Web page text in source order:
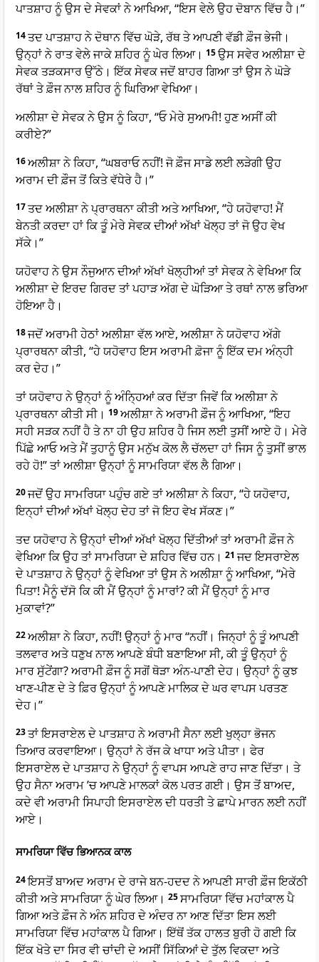
ਪਾਤਸ਼ਾਹ ਨੂੰ ਉਸ ਦੇ ਸੇਵਕਾਂ ਨੇ ਆਖਿਆ, “ਇਸ ਵੇਲੇ ਉਹ ਦੋਬਾਨ ਵਿੱਚ ਹੈ।”
14ਤਦ ਪਾਤਸ਼ਾਹ ਨੇ ਦੋਥਾਨ ਵਿੱਚ ਘੋੜੇ, ਰੱਥ ਤੇ ਆਪਣੀ ਵੱਡੀ ਫ਼ੌਜ ਭੇਜੀ।
ਉਨ੍ਹਾਂ ਨੇ ਰਾਤ ਵੇਲੇ ਜਾਕੇ ਸ਼ਹਿਰ ਨੂੰ ਘੇਰ ਲਿਆ। 15ਉਸ ਸਵੇਰ ਅਲੀਸ਼ਾ ਦੇ
ਸੇਵਕ ਤੜਕਸਾਰ ਉੱਠੇ। ਇੱਕ ਸੇਵਕ ਜਦੋਂ ਬਾਹਰ ਗਿਆ ਤਾਂ ਉਸ ਨੇ ਘੋੜੇ
ਰੱਥਾਂ ਤੇ ਫ਼ੌਜ ਨਾਲ ਸ਼ਹਿਰ ਨੂੰ ਘਿਰਿਆ ਵੇਖਿਆ।
ਅਲੀਸ਼ਾ ਦੇ ਸੇਵਕ ਨੇ ਉਸ ਨੂੰ ਕਿਹਾ, “ਓ ਮੇਰੇ ਸੁਆਮੀ! ਹੁਣ ਅਸੀਂ ਕੀ
ਕਰੀਏ?”
16ਅਲੀਸ਼ਾ ਨੇ ਕਿਹਾ, “ਘਬਰਾਓ ਨਹੀਂ! ਜੋ ਫ਼ੌਜ ਸਾਡੇ ਲਈ ਲੜੇਗੀ ਉਹ
ਅਰਾਮ ਦੀ ਫ਼ੌਜ ਤੋਂ ਕਿਤੇ ਵੱਧੇਰੇ ਹੈ।”
17ਤਦ ਅਲੀਸ਼ਾ ਨੇ ਪ੍ਰਾਰਥਨਾ ਕੀਤੀ ਅਤੇ ਆਖਿਆ, “ਹੇ ਯਹੋਵਾਹ! ਮੈਂ
ਬੇਨਤੀ ਕਰਦਾ ਹਾਂ ਕਿ ਤੂੰ ਮੇਰੇ ਸੇਵਕ ਦੀਆਂ ਅੱਖਾਂ ਖੋਲ੍ਹ ਤਾਂ ਜੋ ਉਹ ਵੇਖ
ਸੱਕੇ।”
ਯਹੋਵਾਹ ਨੇ ਉਸ ਨੌਜੁਆਨ ਦੀਆਂ ਅੱਖਾਂ ਖੋਲ੍ਹੀਆਂ ਤਾਂ ਸੇਵਕ ਨੇ ਵੇਖਿਆ ਕਿ
ਅਲੀਸ਼ਾ ਦੇ ਇਰਦ ਗਿਰਦ ਤਾਂ ਪਹਾੜ ਅੱਗ ਦੇ ਘੋੜਿਆ ਤੇ ਰਥਾਂ ਨਾਲ ਭਰਿਆ
ਹੋਇਆ ਹੈ।
18ਜਦੋਂ ਅਰਾਮੀ ਹੇਠਾਂ ਅਲੀਸ਼ਾ ਵੱਲ ਆਏ, ਅਲੀਸ਼ਾ ਨੇ ਯਹੋਵਾਹ ਅੱਗੇ
ਪ੍ਰਾਰਥਨਾ ਕੀਤੀ, “ਹੇ ਯਹੋਵਾਹ ਇਸ ਅਰਾਮੀ ਫ਼ੋਜਾ ਨੂੰ ਇੱਕ ਦਮ ਅੰਨ੍ਹੀ
ਕਰ ਦੇਹ।”
ਤਾਂ ਯਹੋਵਾਹ ਨੇ ਉਨ੍ਹਾਂ ਨੂੰ ਅੰਨ੍ਹਿਆਂ ਕਰ ਦਿੱਤਾ ਜਿਵੇਂ ਕਿ ਅਲੀਸ਼ਾ ਨੇ
ਪ੍ਰਾਰਥਨਾ ਕੀਤੀ ਸੀ। 19ਅਲੀਸ਼ਾ ਨੇ ਅਰਾਮੀ ਫ਼ੌਜ ਨੂੰ ਆਖਿਆ, “ਇਹ
ਸਹੀ ਸੜਕ ਨਹੀਂ ਹੈ ਤੇ ਨਾ ਹੀ ਉਹ ਸ਼ਹਿਰ ਹੈ ਜਿਸ ਲਈ ਤੁਸੀਂ ਆਏ ਹੋ। ਮੇਰੇ
ਪਿੱਛੇ ਆਓ ਅਤੇ ਮੈਂ ਤੁਹਾਨੂੰ ਉਸ ਮਨੁੱਖ ਕੋਲ ਲੈ ਚੱਲਦਾ ਹਾਂ ਜਿਸ ਨੂੰ ਤੁਸੀਂ ਭਾਲ
ਰਹੇ ਹੋ!” ਤਾਂ ਅਲੀਸ਼ਾ ਉਨ੍ਹਾਂ ਨੂੰ ਸਾਮਰਿਯਾ ਵੱਲ ਲੈ ਗਿਆ।
20ਜਦੋਂ ਉਹ ਸਾਮਰਿਯਾ ਪਹੁੰਚ ਗਏ ਤਾਂ ਅਲੀਸ਼ਾ ਨੇ ਕਿਹਾ, “ਹੇ ਯਹੋਵਾਹ,
ਇਨ੍ਹਾਂ ਦੀਆਂ ਅੱਖਾਂ ਖੋਲ੍ਹ ਦੇਹ ਤਾਂ ਜੋ ਇਹ ਵੇਖ ਸੱਕਣ।”
ਤਦ ਯਹੋਵਾਹ ਨੇ ਉਨ੍ਹਾਂ ਦੀਆਂ ਅੱਖਾਂ ਖੋਲ੍ਹ ਦਿੱਤੀਆਂ ਤਾਂ ਅਰਾਮੀ ਫ਼ੌਜ ਨੇ
ਵੇਖਿਆ ਕਿ ਉਹ ਤਾਂ ਸਾਮਰਿਯਾ ਦੇ ਸ਼ਹਿਰ ਵਿੱਚ ਹਨ। 21ਜਦ ਇਸਰਾਏਲ
ਦੇ ਪਾਤਸ਼ਾਹ ਨੇ ਉਨ੍ਹਾਂ ਨੂੰ ਵੇਖਿਆ ਤਾਂ ਉਸ ਨੇ ਅਲੀਸ਼ਾ ਨੂੰ ਆਖਿਆ, “ਮੇਰੇ
ਪਿਤਾ! ਮੈਨੂੰ ਦੱਸੋ ਕਿ ਕੀ ਮੈਂ ਉਨ੍ਹਾਂ ਨੂੰ ਮਾਰਾਂ? ਕੀ ਮੈਂ ਉਨ੍ਹਾਂ ਨੂੰ ਮਾਰ
ਮੁਕਾਵਾਂ?”
22ਅਲੀਸ਼ਾ ਨੇ ਕਿਹਾ, ਨਹੀਂ! ਉਨ੍ਹਾਂ ਨੂੰ ਮਾਰ “ਨਹੀਂ। ਜਿਨ੍ਹਾਂ ਨੂੰ ਤੂੰ ਆਪਣੀ
ਤਲਵਾਰ ਅਤੇ ਧਣੁਖ ਨਾਲ ਆਪਣੇ ਬੰਧੀ ਬਣਾਇਆ ਸੀ, ਕੀ ਤੂੰ ਉਨ੍ਹਾਂ ਨੂੰ
ਮਾਰ ਸੁੱਟੇਂਗਾ? ਅਰਾਮੀ ਫ਼ੌਜ ਨੂੰ ਸਗੋਂ ਥੋੜਾ ਅੰਨ-ਪਾਣੀ ਦੇਹ। ਉਨ੍ਹਾਂ ਨੂੰ ਕੁਝ
ਖਾਣ-ਪੀਣ ਦੇ ਤੇ ਫ਼ਿਰ ਉਨ੍ਹਾਂ ਨੂੰ ਆਪਣੇ ਮਾਲਿਕ ਦੇ ਘਰ ਵਾਪਸ ਪਰਤਣ
ਦੇਹ।”
23ਤਾਂ ਇਸਰਾਏਲ ਦੇ ਪਾਤਸ਼ਾਹ ਨੇ ਅਰਾਮੀ ਸੈਨਾ ਲਈ ਖੁਲ੍ਹਾ ਭੋਜਨ
ਤਿਆਰ ਕਰਵਾਇਆ। ਉਨ੍ਹਾਂ ਨੇ ਰੱਜ ਕੇ ਖਾਧਾ ਅਤੇ ਪੀਤਾ। ਫੇਰ
ਇਸਰਾਏਲ ਦੇ ਪਾਤਸ਼ਾਹ ਨੇ ਉਨ੍ਹਾਂ ਨੂੰ ਵਾਪਸ ਆਪਣੇ ਰਾਹ ਜਾਣ ਦਿੱਤਾ। ਤੇ
ਉਹ ਸੈਨਾ ਅਰਾਮ ’ਚ ਆਪਣੇ ਮਾਲਕਾਂ ਕੋਲ ਪਰਤ ਗਈ। ਉਸ ਤੋਂ ਬਾਅਦ,
ਕਦੇ ਵੀ ਅਰਾਮੀ ਸਿਪਾਹੀ ਇਸਰਾਏਲ ਦੀ ਧਰਤੀ ਤੇ ਛਾਪੇ ਮਾਰਨ ਲਈ ਨਹੀਂ
ਆਏ।
ਸਾਮਰਿਯਾ ਵਿੱਚ ਭਿਆਨਕ ਕਾਲ
24ਇਸਤੋਂ ਬਾਅਦ ਅਰਾਮ ਦੇ ਰਾਜੇ ਬਨ-ਹਦਦ ਨੇ ਆਪਣੀ ਸਾਰੀ ਫ਼ੌਜ ਇਕੱਠੀ
ਕੀਤੀ ਅਤੇ ਸਾਮਰਿਯਾ ਨੂੰ ਘੇਰ ਲਿਆ। 25ਸਾਮਰਿਯਾ ਵਿੱਚ ਮਹਾਂਕਾਲ ਪੈ
ਗਿਆ ਅਤੇ ਫ਼ੌਜ ਨੇ ਅੰਨ ਸ਼ਹਿਰ ਦੇ ਅੰਦਰ ਨਾ ਆਣ ਦਿੱਤਾ ਇਸ ਲਈ
ਸਾਮਰਿਯਾ ਵਿੱਚ ਮਹਾਂਕਾਲ ਪੈ ਗਿਆ। ਇੱਥੋਂ ਤੱਕ ਹਾਲਤ ਬੁਰੀ ਹੋ ਗਈ ਕਿ
ਇੱਕ ਖੋਤੇ ਦਾ ਸਿਰ ਵੀ ਚਾਂਦੀ ਦੇ ਅਸੀਂ ਸਿੱਕਿਆਂ ਦੇ ਤੁੱਲ ਵਿਕਦਾ ਅਤੇ